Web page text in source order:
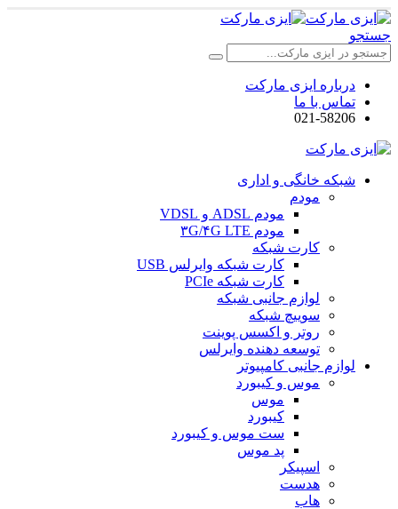
جستجو
درباره ایزی مارکت
تماس با ما
021-58206
شبکه خانگی و اداری
مودم
مودم ADSL و VDSL
مودم ۳G/۴G LTE
کارت شبکه
کارت شبکه وایرلس USB
کارت شبکه PCIe
لوازم جانبی شبکه
سوییچ شبکه
روتر و اکسس پوینت
توسعه دهنده وایرلس
لوازم جانبی کامپیوتر
موس و کیبورد
موس
کیبورد
ست موس و کیبورد
پد موس
اسپیکر
هدست
هاب